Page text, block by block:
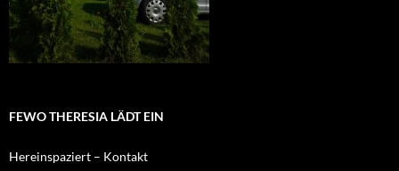
FEWO THERESIA LÄDT EIN
Hereinspaziert – Kontakt